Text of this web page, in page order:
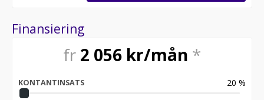
Finansiering
fr 2 056 kr/mån *
KONTANTINSATS 20 %